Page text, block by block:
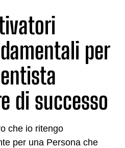
per
di successo
che io ritengo
per una Persona che